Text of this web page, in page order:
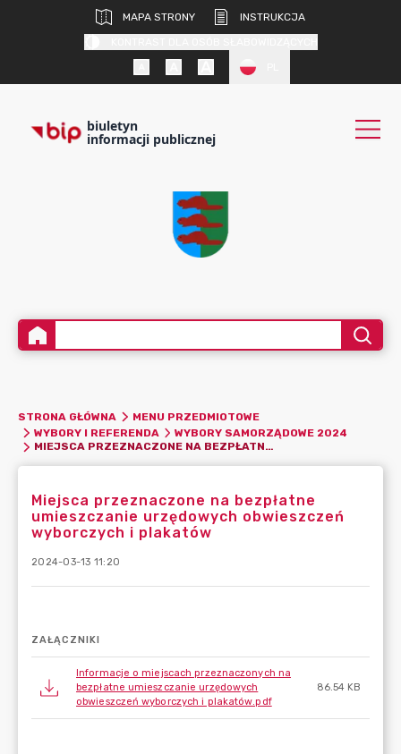
MAPA STRONY
INSTRUKCJA
biuletyn
informacji publicznej
STRONA GŁÓWNA
MENU PRZEDMIOTOWE
WYBORY I REFERENDA
WYBORY SAMORZĄDOWE 2024
MIEJSCA PRZEZNACZONE NA BEZPŁATNE UMIESZCZANIE URZĘDOWYCH OBWIESZCZEŃ WYBORCZYCH I PLAKATÓW
Miejsca przeznaczone na bezpłatne
umieszczanie urzędowych obwieszczeń
wyborczych i plakatów
2024-03-13 11:20
ZAŁĄCZNIKI
Informacje o miejscach przeznaczonych na
bezpłatne umieszczanie urzędowych
obwieszczeń wyborczych i plakatów.pdf
86.54 KB